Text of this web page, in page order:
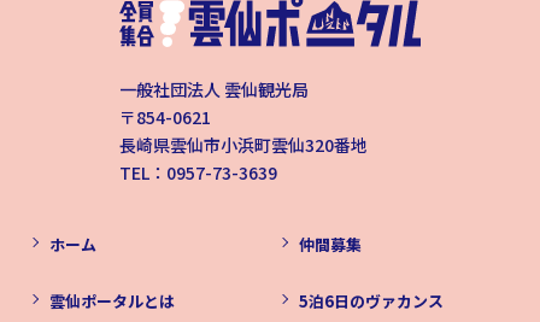
一般社団法人 雲仙観光局
〒854-0621
長崎県雲仙市小浜町雲仙320番地
TEL：0957-73-3639
ホーム
雲仙ポータルとは
仲間募集
5泊6日のヴァカンス